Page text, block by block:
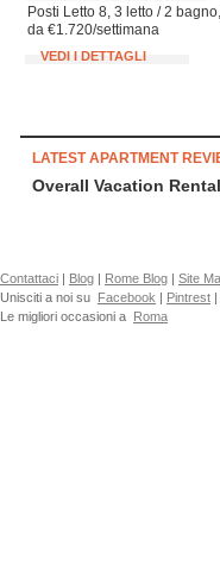
Posti Letto 8, 3 letto / 2
da €1.720/settimana
VEDI I DETTAGLI
LATEST APARTMENT
Overall Vacation
Contattaci | Blog | Rome Blog | Site
Unisciti a noi su Facebook | Pintrest |
Le migliori occasioni a Roma